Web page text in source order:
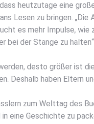
heut­zu­ta­ge eine
Lesen zu brin­gen.
es mehr Impul­se,
bei der Stan­ge zu
des­to grö­ßer ist
Des­halb haben Eltern
zum Welt­tag des
eine Geschich­te zu